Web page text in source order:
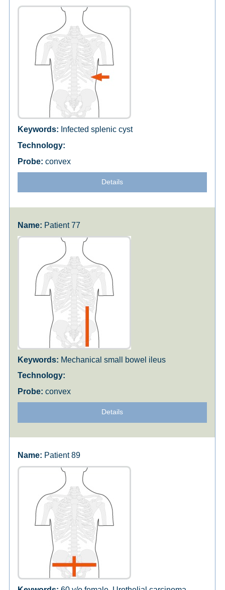
Infected splenic cyst
convex
Details
Patient 77
Mechanical small bowel ileus
convex
Details
Patient 89